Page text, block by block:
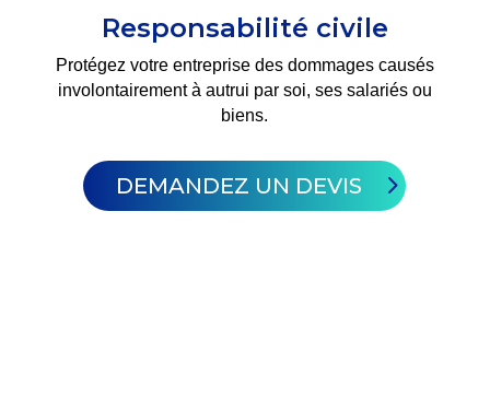
Responsabilité civile
Protégez votre entreprise des dommages causés
involontairement à autrui par soi, ses salariés ou
biens.
DEMANDEZ UN DEVIS